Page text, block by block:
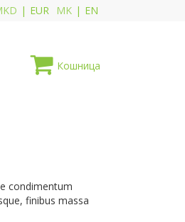
MK | EN
| EUR
Кошница
condimentum
finibus massa